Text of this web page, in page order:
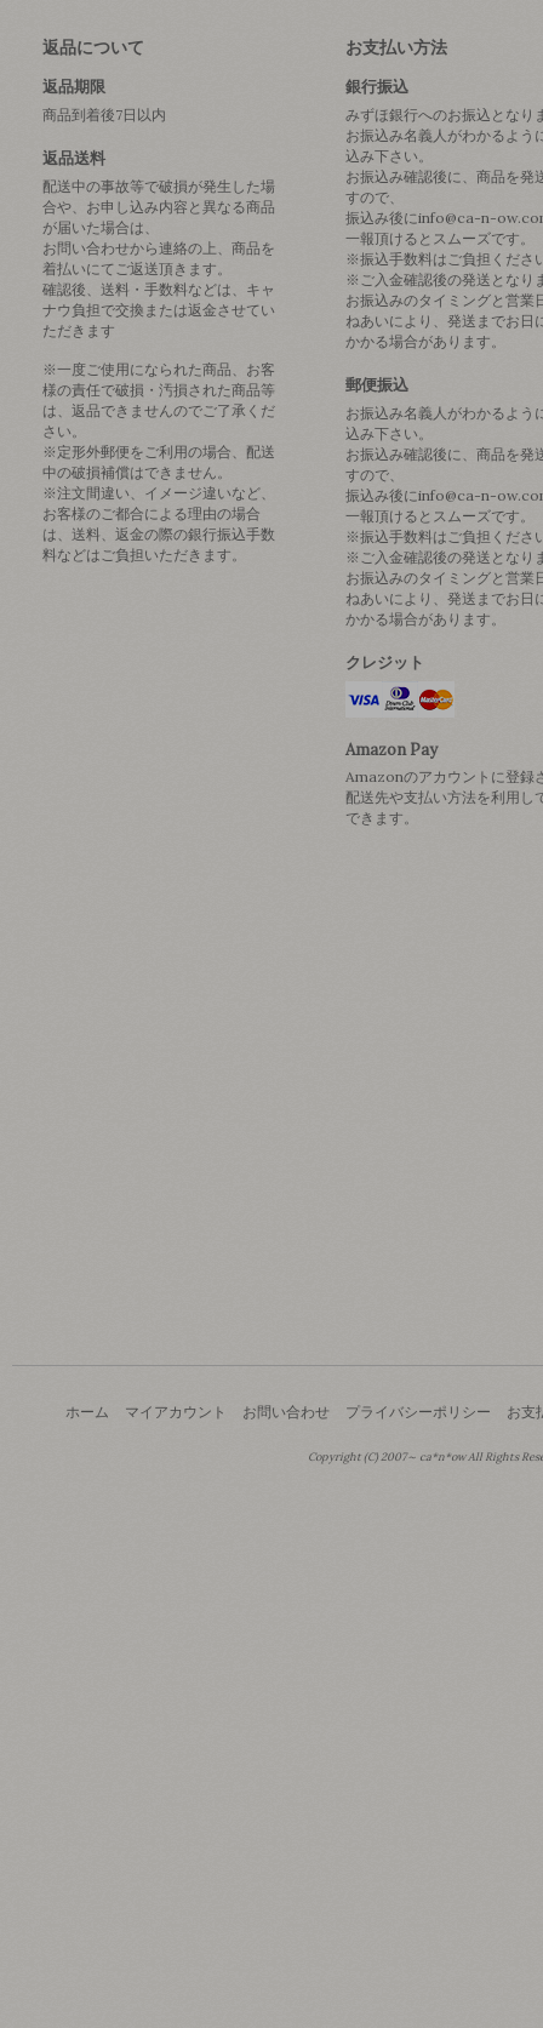
返品について
返品期限
商品到着後7日以内
返品送料
配送中の事故等で破損が発生した場
合や、お申し込み内容と異なる商品
が届いた場合は、
お問い合わせから連絡の上、商品を
着払いにてご返送頂きます。
確認後、送料・手数料などは、キャ
ナウ負担で交換または返金させてい
ただきます
※一度ご使用になられた商品、お客
様の責任で破損・汚損された商品等
は、返品できませんのでご了承くだ
さい。
※定形外郵便をご利用の場合、配送
中の破損補償はできません。
※注文間違い、イメージ違いなど、
お客様のご都合による理由の場合
は、送料、返金の際の銀行振込手数
料などはご負担いただきます。
お支払い方法
銀行振込
みずほ銀行へのお振込となり
お振込み名義人がわかるよう
込み下さい。
お振込み確認後に、商品を発
すので、
振込み後にinfo@ca-n-
一報頂けるとスムーズです。
※振込手数料はご負担くださ
※ご入金確認後の発送となり
お振込みのタイミングと営業
ねあいにより、発送までお日
かかる場合があります。
郵便振込
お振込み名義人がわかるよう
込み下さい。
お振込み確認後に、商品を発
すので、
振込み後にinfo@ca-n-
一報頂けるとスムーズです。
※振込手数料はご負担くださ
※ご入金確認後の発送となり
お振込みのタイミングと営業
ねあいにより、発送までお日
かかる場合があります。
クレジット
Amazon Pay
Amazonのアカウントに登録
配送先や支払い方法を利用し
できます。
ホーム マイアカウント お問い合わせ プライバシーポリシー お支
Copyright (C) 2007～ ca*n*ow All Rights